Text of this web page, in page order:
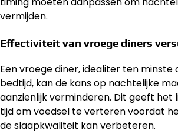
vermijden.
Effectiviteit van vroege diners
Een vroege diner, idealiter ten minste
bedtijd, kan de kans op nachtelijke
aanzienlijk verminderen. Dit geeft het
tijd om voedsel te verteren voordat
de slaapkwaliteit kan verbeteren.